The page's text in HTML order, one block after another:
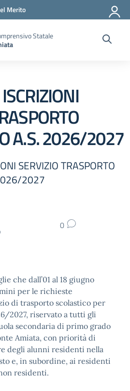
Merito
Statale
A.S. 2026/2027
SERVIZIO TRASPORTO
2027
0
che dall’01 al 18 giugno
per le richieste
di trasporto scolastico per
2027, riservato a tutti gli
secondaria di primo grado
Amiata, con priorità di
degli alunni residenti nella
e, in subordine, ai residenti
residenti.